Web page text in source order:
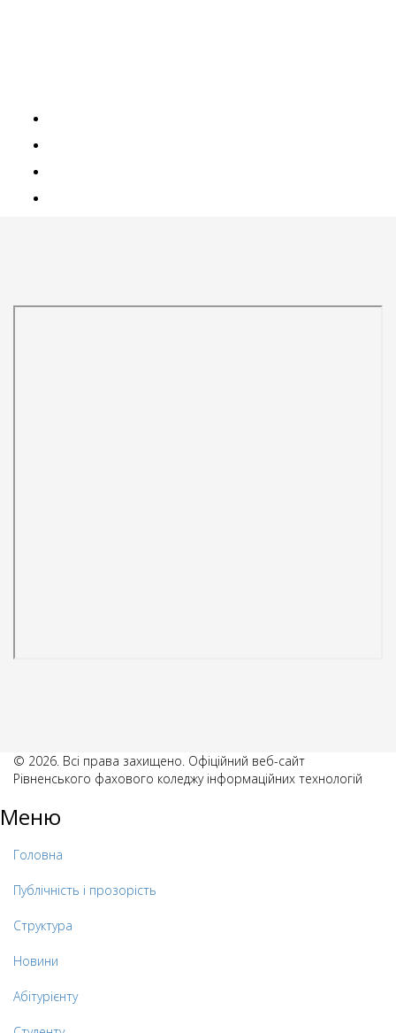
© 2026. Всі права захищено. Офіційний веб-сайт
Рівненського фахового коледжу інформаційних технологій
Меню
Головна
Публічність і прозорість
Структура
Новини
Абітурієнту